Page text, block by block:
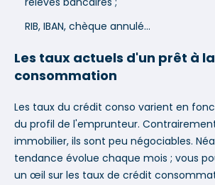
RIB, IBAN, chèque annulé...
Les taux actuels d'un prêt à la
consommation
Les taux du crédit conso varient en
du profil de l'emprunteur.
immobilier, ils sont peu négociables.
tendance évolue chaque mois ; vous
un œil sur les taux de crédit